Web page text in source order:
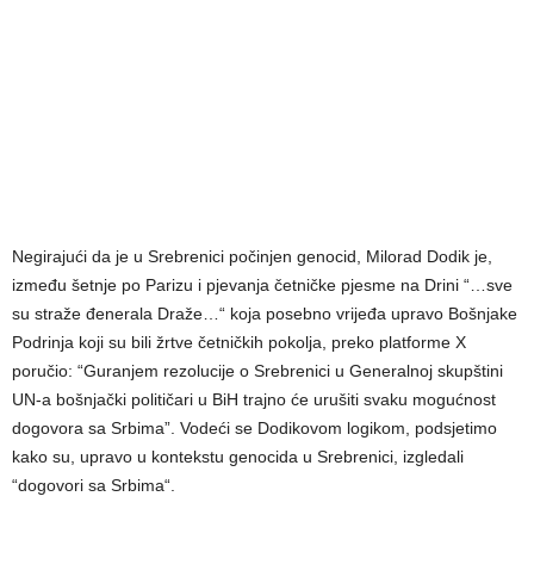
Negirajući da je u Srebrenici počinjen genocid, Milorad Dodik je,
između šetnje po Parizu i pjevanja četničke pjesme na Drini “…sve
su straže đenerala Draže…“ koja posebno vrijeđa upravo Bošnjake
Podrinja koji su bili žrtve četničkih pokolja, preko platforme X
poručio: “Guranjem rezolucije o Srebrenici u Generalnoj skupštini
UN-a bošnjački političari u BiH trajno će urušiti svaku mogućnost
dogovora sa Srbima”. Vodeći se Dodikovom logikom, podsjetimo
kako su, upravo u kontekstu genocida u Srebrenici, izgledali
“dogovori sa Srbima“.